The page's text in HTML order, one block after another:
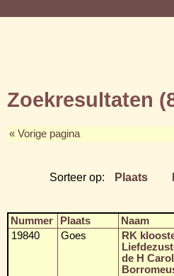
Zoekresultaten
« Vorige pagina
Sorteer op: Plaats
Nummer Plaats Naam
19840
Goes
RK
de H